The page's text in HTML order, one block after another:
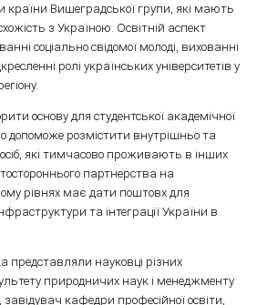
Вишеградської групи, які мають
з Україною. Освітній аспект
соціально свідомої молоді, вихованні
ролі українських університетів у
основу для студентської академічної
допоможе розмістити внутрішньо та
які тимчасово проживають в інших
партнерства на
рівнях має дати поштовх для
та інтеграції України в
представляли науковці різних
природничих наук і менеджменту
кафедри професійної освіти,